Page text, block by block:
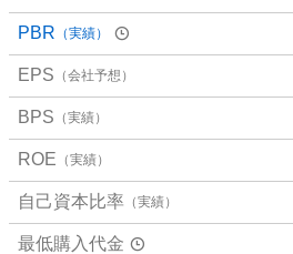
PBR （実績）
EPS （会社予想）
BPS （実績）
ROE （実績）
自己資本比率 （実績）
最低購入代金